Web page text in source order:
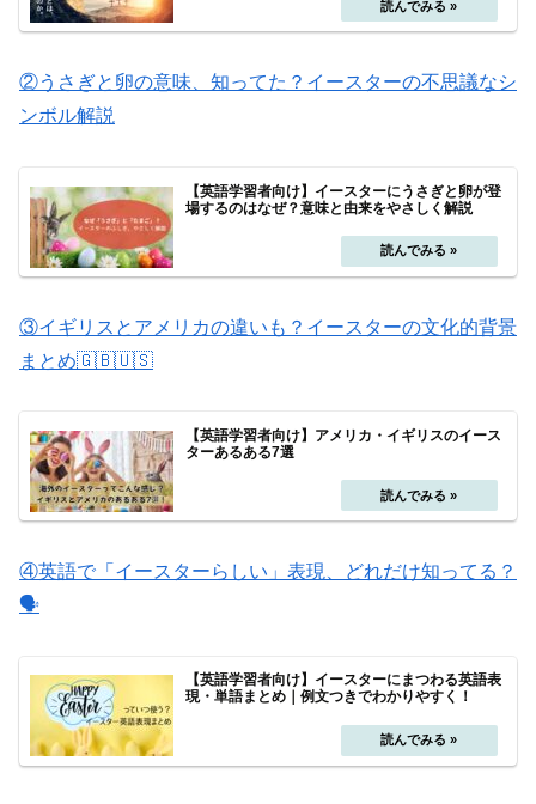
②うさぎと卵の意味、知ってた？イースターの不思議なシ
ンボル解説
【英語学習者向け】イースターにうさぎと卵が登
場するのはなぜ？意味と由来をやさしく解説
③イギリスとアメリカの違いも？イースターの文化的背景
まとめ🇬🇧🇺🇸
【英語学習者向け】アメリカ・イギリスのイース
ターあるある7選
④英語で「イースターらしい」表現、どれだけ知ってる？
🗣️
【英語学習者向け】イースターにまつわる英語表
現・単語まとめ｜例文つきでわかりやすく！